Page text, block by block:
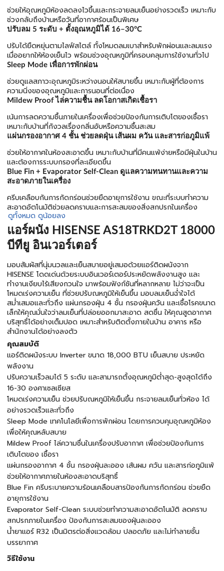
ช่วยให้อุณหภูมิห้องลดลงไวขึ้นและกระจายลมเย็นอย่างรวดเร็ว เหมาะกับ
ช่วงกลับถึงบ้านหรือวันที่อากาศร้อนเป็นพิเศษ
ปรับลม 5 ระดับ + ตั้งอุณหภูมิได้ 16–30°C
ปรับได้ยืดหยุ่นตามไลฟ์สไตล์ ทั้งโหมดลมเบาสำหรับพักผ่อนและลมแรง
เมื่ออยากให้ห้องเย็นไว พร้อมช่วงอุณหภูมิที่ครอบคลุมการใช้งานทั่วไป
Sleep Mode เพื่อการพักผ่อน
ช่วยดูแลสภาวะอุณหภูมิระหว่างนอนให้สบายขึ้น เหมาะกับผู้ที่ต้องการ
ความนิ่งของอุณหภูมิและการนอนที่ต่อเนื่อง
Mildew Proof ไล่ความชื้น ลดโอกาสเกิดเชื้อรา
เน้นการลดความชื้นภายในเครื่องเพื่อช่วยป้องกันการเติบโตของเชื้อรา
เหมาะกับบ้านที่กังวลเรื่องกลิ่นอับหรือความชื้นสะสม
แผ่นกรองอากาศ 4 ชั้น ช่วยลดฝุ่น เส้นผม ควัน และสารก่อภูมิแพ้
ช่วยให้อากาศในห้องสะอาดขึ้น เหมาะกับบ้านที่มีคนแพ้ง่ายหรือมีฝุ่นในบ้าน
และต้องการระบบกรองที่ละเอียดขึ้น
Blue Fin + Evaporator Self-Clean ดูแลความทนทานและความ
สะอาดภายในเครื่อง
ครีบเคลือบกันการกัดกร่อนช่วยยืดอายุการใช้งาน ขณะที่ระบบทำความ
สะอาดอัตโนมัติช่วยลดคราบและการสะสมของสิ่งสกปรกในเครื่อง
ดูทั้งหมด ดูน้อยลง
แอร์ผนัง HISENSE AS18TRKD2T 18000
บีทียู อินเวอร์เตอร์
มอบสัมผัสที่นุ่มนวลและเย็นสบายอยู่เสมอด้วยแอร์ติดผนังจาก
HISENSE โดดเด่นด้วยระบบอินเวอร์เตอร์ประหยัดพลังงานสูง และ
ทำงานเงียบไร้เสียงกวนใจ มาพร้อมฟังก์ชันที่หลากหลาย ไม่ว่าจะเป็น
โหมดเร่งความเย็น ที่ช่วยปรับณหภูมิให้เย็นขึ้น มอบลมเย็นฉ่ำใจได้
สม่ำเสมอและทั่วถึง แผ่นกรองฝุ่น 4 ชั้น กรองฝุ่นควัน และเชื้อโรคขนาด
เล็กให้คุณมั่นใจว่าลมเย็นที่ปล่อยออกมาสะอาด สดชื่น ให้คุณสูดอากาศ
บริสุทธิ์ได้อย่างเต็มปอด เหมาะสำหรับติดตั้งภายในบ้าน อาคาร หรือ
สำนักงานได้อย่างลงตัว
คุณสมบัติ
แอร์ติดผนังระบบ Inverter ขนาด 18,000 BTU เย็นสบาย ประหยัด
พลังงาน
ปรับความเร็วลมได้ 5 ระดับ และสามารถตั้งอุณหภูมิต่ำสุด-สูงสุดได้ถึง
16-30 องศาเซลเซียส
โหมดเร่งความเย็น ช่วยปรับณหภูมิให้เย็นขึ้น กระจายลมเย็นทั่วห้อง ได้
อย่างรวดเร็วและทั่วถึง
Sleep Mode เทคโนโลยีเพื่อการพักผ่อน โดยการควบคุมอุณหภูมิห้อง
เพื่อให้คุณหลับสบาย
Mildew Proof ไล่ความชื่นในเครื่องปรับอากาศ เพื่อช่วยป้องกันการ
เติบโตของ เชื้อรา
แผ่นกรองอากาศ 4 ชั้น กรองฝุ่นละออง เส้นผม ควัน และสารก่อภูมิแพ้
ช่วยให้อากาศภายในห้องสะอาดบริสุทธิ์
Blue Fin ครีบระบายความร้อนเคลือบสารป้องกันการกัดกร่อน ช่วยยืด
อายุการใช้งาน
Evaporator Self-Clean ระบบช่วยทำความสะอาดอัตโนมัติ ลดคราบ
สกปรกภายในเครื่อง ป้องกันการสะสมของฝุ่นละออง
น้ำยาแอร์ R32 เป็นมิตรต่อสิ่งแวดล้อม ปลอดภัย และไม่ทำลายชั้น
บรรยากาศ
วิธีใช้งาน